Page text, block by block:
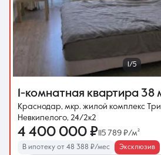
1/5
1-комнатная квартира 38
Краснодар, мкр. жилой комплекс
Невкипелого, 24/2к2
4 400 000 ₽115 789 ₽/м²
В ипотеку от 48 388 ₽/мес Эксклюзив